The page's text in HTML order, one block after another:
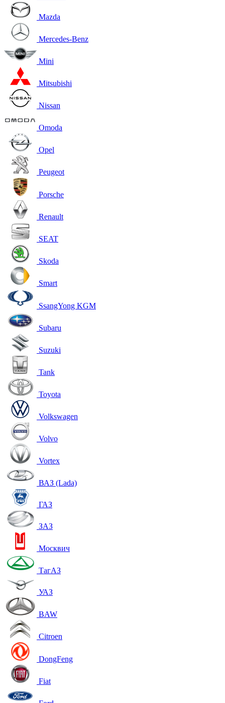
Mazda
Mercedes-Benz
Mini
Mitsubishi
Nissan
Omoda
Opel
Peugeot
Porsche
Renault
SEAT
Skoda
Smart
SsangYong KGM
Subaru
Suzuki
Tank
Toyota
Volkswagen
Volvo
Vortex
ВАЗ (Lada)
ГАЗ
ЗАЗ
Москвич
ТагАЗ
УАЗ
BAW
Citroen
DongFeng
Fiat